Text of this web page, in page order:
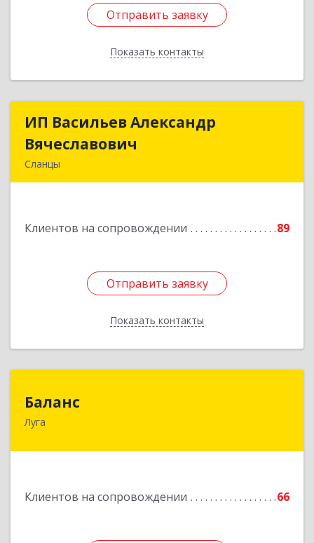
Отправить заявку
Показать контакты
Отправить заявку
Назад
ИП Васильев Александр
Вячеславович
Сланцы
Клиентов на сопровождении 89
Отправить заявку
Показать контакты
ИП Васильев Александр
Подробнее
Отправить заявку
Назад
Баланс
Луга
Клиентов на сопровождении 66
188230, Ленинградская обл, Луга г, Урицкого